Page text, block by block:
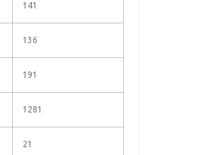
141
136
191
1281
21